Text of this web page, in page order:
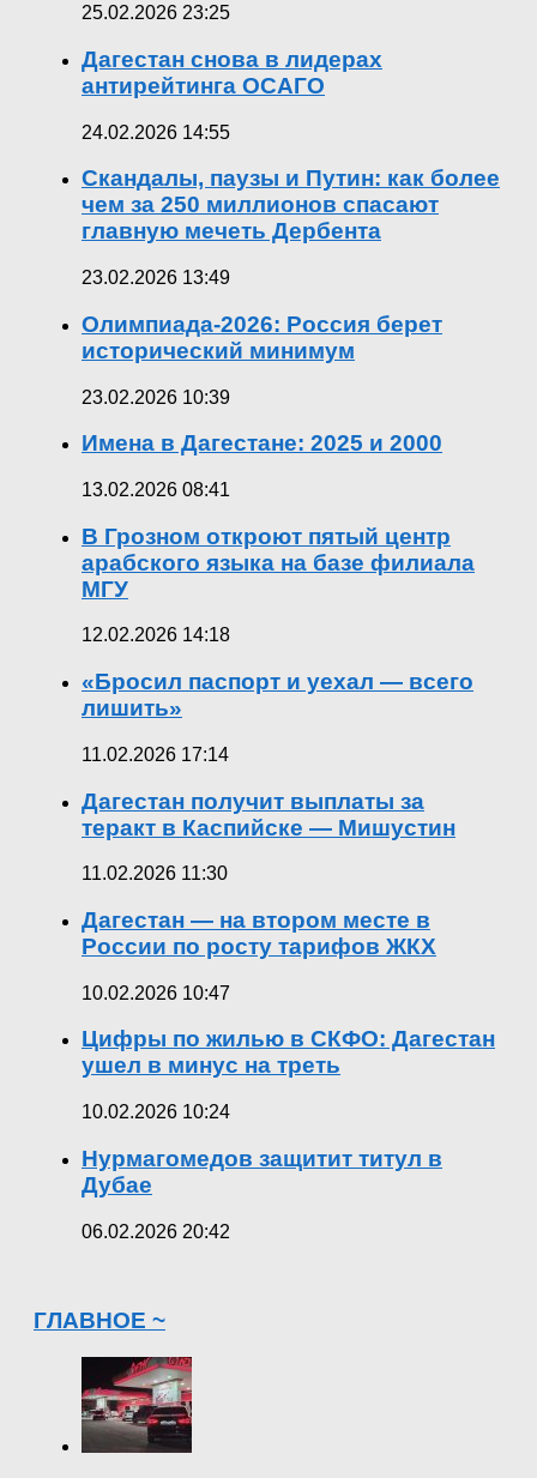
25.02.2026 23:25
Дагестан снова в лидерах
антирейтинга ОСАГО
24.02.2026 14:55
Скандалы, паузы и Путин: как более
чем за 250 миллионов спасают
главную мечеть Дербента
23.02.2026 13:49
Олимпиада-2026: Россия берет
исторический минимум
23.02.2026 10:39
Имена в Дагестане: 2025 и 2000
13.02.2026 08:41
В Грозном откроют пятый центр
арабского языка на базе филиала
МГУ
12.02.2026 14:18
«Бросил паспорт и уехал — всего
лишить»
11.02.2026 17:14
Дагестан получит выплаты за
теракт в Каспийске — Мишустин
11.02.2026 11:30
Дагестан — на втором месте в
России по росту тарифов ЖКХ
10.02.2026 10:47
Цифры по жилью в СКФО: Дагестан
ушел в минус на треть
10.02.2026 10:24
Нурмагомедов защитит титул в
Дубае
06.02.2026 20:42
ГЛАВНОЕ ~